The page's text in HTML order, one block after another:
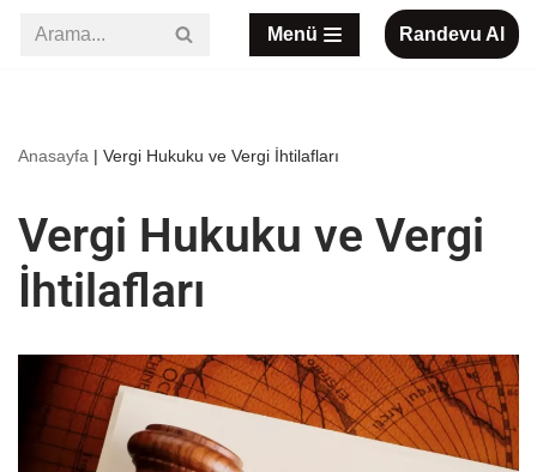
Menü Randevu Al
Anasayfa | Vergi Hukuku ve Vergi İhtilafları
Vergi Hukuku ve Vergi
İhtilafları